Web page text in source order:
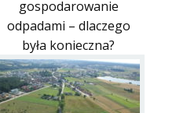
gospodarowanie
odpadami – dlaczego
była konieczna?